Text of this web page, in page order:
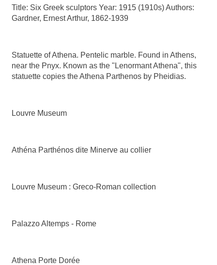
Title: Six Greek sculptors Year: 1915 (1910s) Authors:
Gardner, Ernest Arthur, 1862-1939
Statuette of Athena. Pentelic marble. Found in Athens,
near the Pnyx. Known as the "Lenormant Athena", this
statuette copies the Athena Parthenos by Pheidias.
Louvre Museum
Athéna Parthénos dite Minerve au collier
Louvre Museum : Greco-Roman collection
Palazzo Altemps - Rome
Athena Porte Dorée